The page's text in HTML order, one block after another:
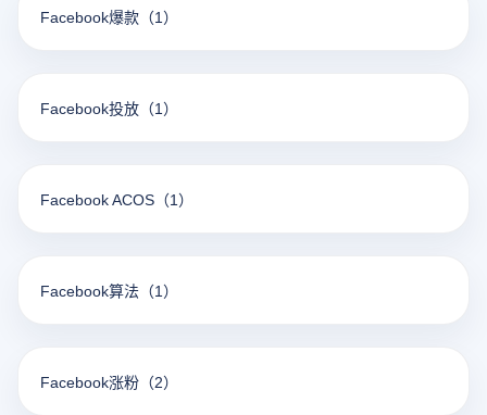
Facebook爆款 （1）
Facebook投放 （1）
Facebook ACOS （1）
Facebook算法 （1）
Facebook涨粉 （2）